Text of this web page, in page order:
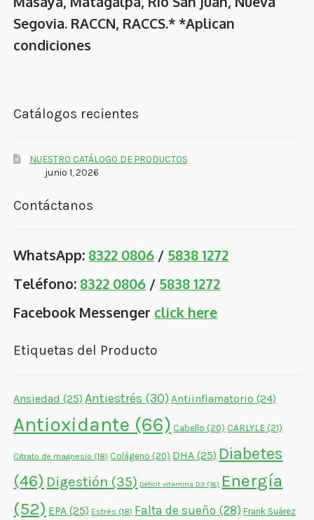
Segovia. RACCN, RACCS.* *Aplican
condiciones
Catálogos recientes
NUESTRO CATÁLOGO DE PRODUCTOS
junio 1, 2026
Contáctanos
WhatsApp: 8322 0806 / 5838 1272
Teléfono: 8322 0806 / 5838 1272
Facebook Messenger click here
Etiquetas del Producto
Ansiedad (25) Antiestrés (30)Antiinflamatorio (24)
Antioxidante (66) Cabello (20) CARLYLE(21)
Citrato de magnesio (18) Colágeno (20) DHA (25) Diabetes
(46) Digestión (35) Déficit vitamina D3 (16) Energía
(52) EPA (25) Estrés (18) Falta de sueño (28) Frank Suárez